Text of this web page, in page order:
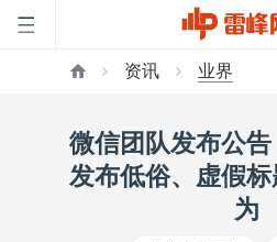
页
资讯 业界
微信团队发布公
发布低俗、虚假
为